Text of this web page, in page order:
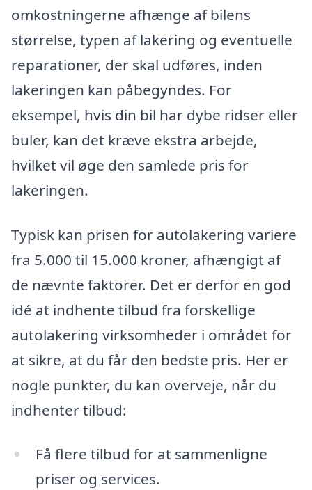
omkostningerne afhænge af bilens
størrelse, typen af lakering og eventuelle
reparationer, der skal udføres, inden
lakeringen kan påbegyndes. For
eksempel, hvis din bil har dybe ridser eller
buler, kan det kræve ekstra arbejde,
hvilket vil øge den samlede pris for
lakeringen.
Typisk kan prisen for autolakering variere
fra 5.000 til 15.000 kroner, afhængigt af
de nævnte faktorer. Det er derfor en god
idé at indhente tilbud fra forskellige
autolakering virksomheder i området for
at sikre, at du får den bedste pris. Her er
nogle punkter, du kan overveje, når du
indhenter tilbud:
Få flere tilbud for at sammenligne
priser og services.